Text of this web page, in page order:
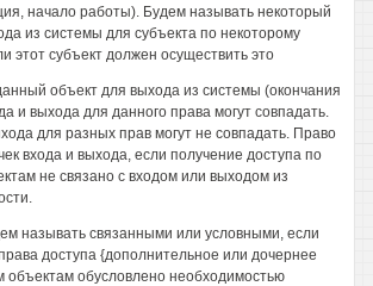
начало работы). Будем называть некоторый
из системы для субъекта по некоторому
этот субъект должен осуществить это
объект для выхода из системы (окончания
и выхода для данного права могут совпадать.
для разных прав могут не совпадать. Право
входа и выхода, если получение доступа по
не связано с входом или выходом из
называть связанными или условными, если
доступа {дополнительное или дочернее
объектам обусловлено необходимостью